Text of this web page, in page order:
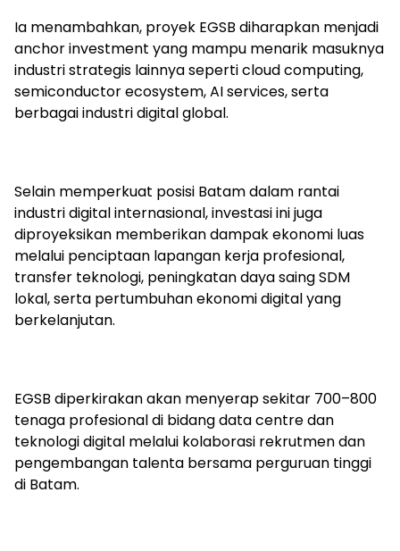
Ia menambahkan, proyek EGSB diharapkan menjadi
anchor investment yang mampu menarik masuknya
industri strategis lainnya seperti cloud computing,
semiconductor ecosystem, AI services, serta
berbagai industri digital global.
Selain memperkuat posisi Batam dalam rantai
industri digital internasional, investasi ini juga
diproyeksikan memberikan dampak ekonomi luas
melalui penciptaan lapangan kerja profesional,
transfer teknologi, peningkatan daya saing SDM
lokal, serta pertumbuhan ekonomi digital yang
berkelanjutan.
EGSB diperkirakan akan menyerap sekitar 700–800
tenaga profesional di bidang data centre dan
teknologi digital melalui kolaborasi rekrutmen dan
pengembangan talenta bersama perguruan tinggi
di Batam.